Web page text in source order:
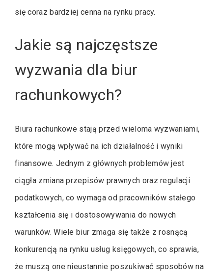
się coraz bardziej cenna na rynku pracy.
Jakie są najczęstsze
wyzwania dla biur
rachunkowych?
Biura rachunkowe stają przed wieloma wyzwaniami,
które mogą wpływać na ich działalność i wyniki
finansowe. Jednym z głównych problemów jest
ciągła zmiana przepisów prawnych oraz regulacji
podatkowych, co wymaga od pracowników stałego
kształcenia się i dostosowywania do nowych
warunków. Wiele biur zmaga się także z rosnącą
konkurencją na rynku usług księgowych, co sprawia,
że muszą one nieustannie poszukiwać sposobów na